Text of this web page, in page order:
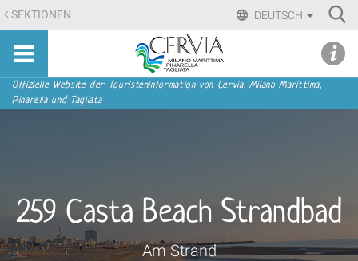
Direkt
zum
Inhalt
Direkt
zur
DEUTSCH
SEKTIONEN
Sito
turistico
ufficiale
Tagliata
Sektionen
Offizielle Website der Touristeninformation von Cervia, Milano Marittima,
Pinarella und Tagliata
259 Casta Beach Strandbad
Am Strand
menu